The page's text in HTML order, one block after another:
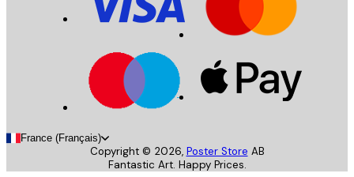
France (Français)
Copyright © 2026, Poster Store AB
Fantastic Art. Happy Prices.